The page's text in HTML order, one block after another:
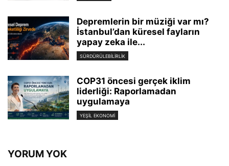
Depremlerin bir müziği var mı?
İstanbul’dan küresel fayların
yapay zeka ile...
SÜRDÜRÜLEBILIRLIK
COP31 öncesi gerçek iklim
liderliği: Raporlamadan
uygulamaya
YEŞIL EKONOMI
YORUM YOK